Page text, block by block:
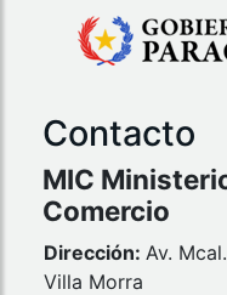
Contacto
MIC
Comercio
Dirección: Av.
Villa Morra